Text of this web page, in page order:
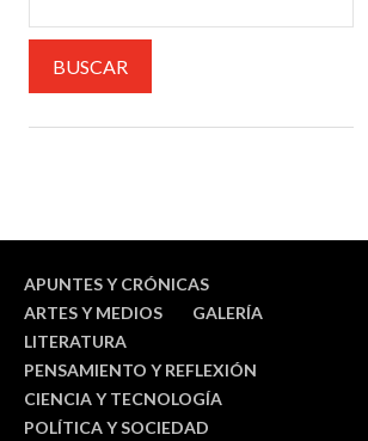
APUNTES Y CRÓNICAS
ARTES Y MEDIOS
GALERÍA
LITERATURA
PENSAMIENTO Y REFLEXIÓN
CIENCIA Y TECNOLOGÍA
POLÍTICA Y SOCIEDAD